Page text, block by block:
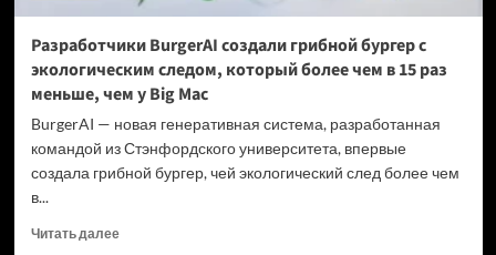
Vision
Разработчики BurgerAI создали грибной бургер с
экологическим следом, который более чем в 15 раз
меньше, чем у Big Mac
BurgerAI — новая генеративная система, разработанная
командой из Стэнфордского университета, впервые
создала грибной бургер, чей экологический след более чем
в...
Читать далееПрочитать